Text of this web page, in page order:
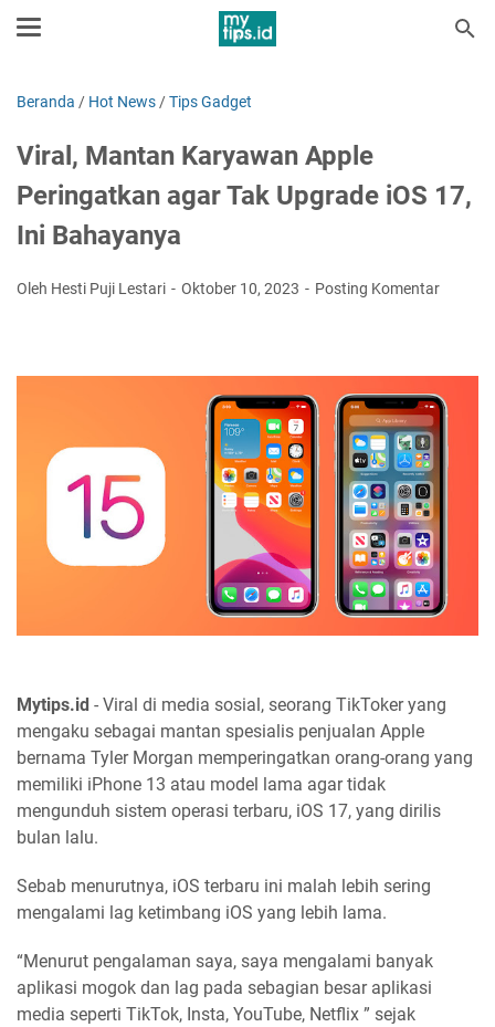
Beranda / Hot News /Tips Gadget
Viral, Mantan Karyawan Apple
Peringatkan agar Tak Upgrade iOS 17,
Ini Bahayanya
Oleh Hesti Puji Lestari Oktober 10, 2023 Posting Komentar
Mytips.id - Viral di media sosial, seorang TikToker yang
mengaku sebagai mantan spesialis penjualan Apple
bernama Tyler Morgan memperingatkan orang-orang yang
memiliki iPhone 13 atau model lama agar tidak
mengunduh sistem operasi terbaru, iOS 17, yang dirilis
bulan lalu.
Sebab menurutnya, iOS terbaru ini malah lebih sering
mengalami lag ketimbang iOS yang lebih lama.
“Menurut pengalaman saya, saya mengalami banyak
aplikasi mogok dan lag pada sebagian besar aplikasi
media seperti TikTok, Insta, YouTube, Netflix ” sejak